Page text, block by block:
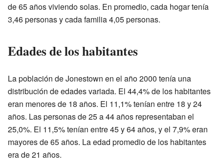
de 65 años viviendo solas. En promedio, cada hogar tenía
3,46 personas y cada familia 4,05 personas.
Edades de los habitantes
La población de Jonestown en el año 2000 tenía una
distribución de edades variada. El 44,4% de los habitantes
eran menores de 18 años. El 11,1% tenían entre 18 y 24
años. Las personas de 25 a 44 años representaban el
25,0%. El 11,5% tenían entre 45 y 64 años, y el 7,9% eran
mayores de 65 años. La edad promedio de los habitantes
era de 21 años.